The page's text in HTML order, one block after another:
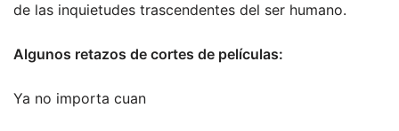
de las inquietudes trascendentes del ser humano.
Algunos retazos de cortes de películas:
Ya no importa cuan